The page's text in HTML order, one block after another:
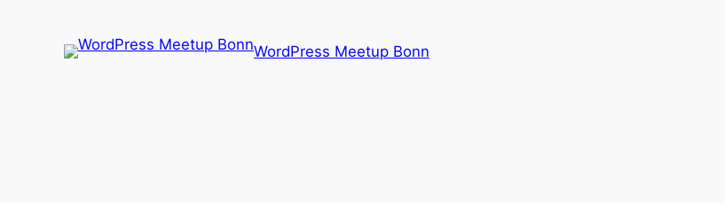
springen
WordPress Meetup Bonn